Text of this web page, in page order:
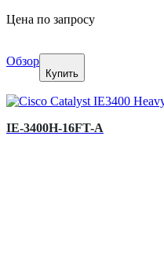
Цена по запросу
Обзор
Купить
IE-3400H-16FT-A